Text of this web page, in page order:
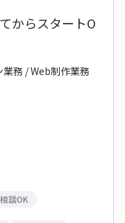
からスタートO
務 / Web制作業務
談OK